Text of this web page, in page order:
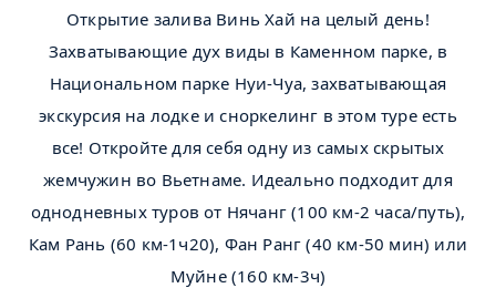
Открытие залива Винь Хай на целый день!
Захватывающие дух виды в Каменном парке, в
Национальном парке Нуи-Чуа, захватывающая
экскурсия на лодке и сноркелинг в этом туре есть
все! Откройте для себя одну из самых скрытых
жемчужин во Вьетнаме. Идеально подходит для
однодневных туров от Нячанг (100 км-2 часа/путь),
Кам Рань (60 км-1ч20), Фан Ранг (40 км-50 мин) или
Муйне (160 км-3ч)